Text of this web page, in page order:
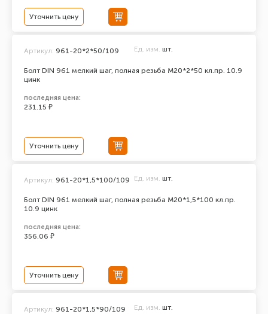
Уточнить цену
Болт DIN 961 мелкий шаг, полная резьба M20*2*50 кл.пр. 10.9
цинк
Артикул: 961-20*2*50/109 Ед. изм. шт.
последняя цена:
231.15 ₽
Уточнить цену
Болт DIN 961 мелкий шаг, полная резьба M20*1,5*100 кл.пр.
10.9 цинк
Артикул: 961-20*1,5*100/109 Ед. изм. шт.
последняя цена:
356.06 ₽
Уточнить цену
Артикул: 961-20*1,5*90/109 Ед. изм. шт.